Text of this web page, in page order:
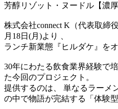
芳醇リゾット・ヌードル【濃厚
株式会社connect K（代表取締
月18日(月)より 、
ランチ新業態『ヒルダケ』を
30年にわたる飲食業界経験で
た今回のプロジェクト。
提供するのは、 単なるラーメ
の中で物語が完結する「体験型